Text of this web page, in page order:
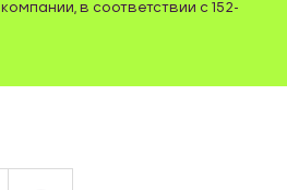
компании, в соответствии с 152-